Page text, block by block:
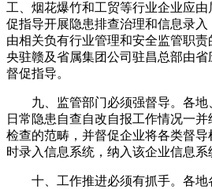
工、烟花爆竹和工贸等行业企业应
促指导开展隐患排查治理和信息录
由相关负有行业管理和安全监管职
央驻赣及省属集团公司驻昌总部由
督促指导。
九、监管部门必须强督导。各
日常隐患自查自改自报工作情况一
检查的范畴，并督促企业将各类督导
时录入信息系统，纳入该企业信息系
十、工作推进必须有抓手。各